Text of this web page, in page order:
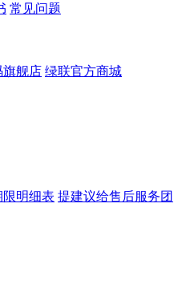
常见问题
旗舰店 绿联官方商城
明细表 提建议给售后服务团